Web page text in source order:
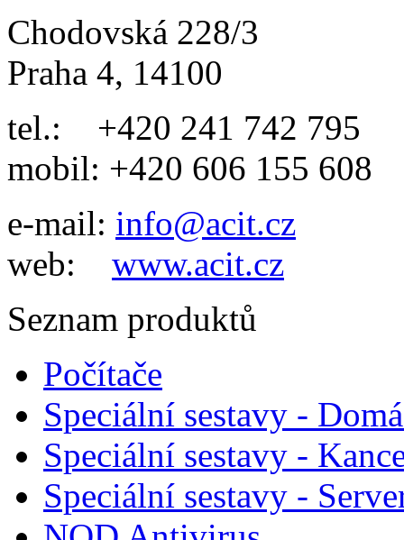
Chodovská 228/3
Praha 4, 14100
tel.: +420 241 742 795
mobil: +420 606 155 608
e-mail: info@acit.cz
web: www.acit.cz
Seznam produktů
Počítače
Speciální sestavy -
Speciální sestavy -
Speciální sestavy -